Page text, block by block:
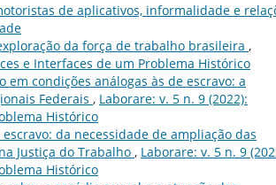
de aplicativos, informalidade e
da força de trabalho brasileira ,
e Interfaces de um Problema Histórico
condições análogas às de escravo: a
Federais , Laborare: v. 5 n. 9 (2022):
Histórico
da necessidade de ampliação das
Justiça do Trabalho , Laborare: v. 5 n. 9
Histórico